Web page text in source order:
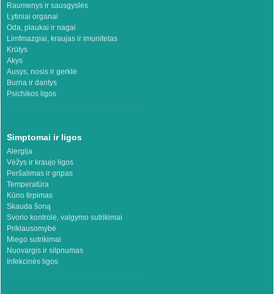
Raumenys ir sausgyslės
Lytiniai organai
Oda, plaukai ir nagai
Limfmazgiai, kraujas ir imunitetas
Krūtys
Akys
Ausys, nosis ir gerklė
Burna ir dantys
Psichikos ligos
Simptomai ir ligos
Alergija
Vėžys ir kraujo ligos
Peršalimas ir gripas
Temperatūra
Kūno tirpimas
Skauda šoną
Svorio kontrolė, valgymo sutrikimai
Priklausomybė
Miego sutrikimai
Nuovargis ir silpnumas
Infekcinės ligos